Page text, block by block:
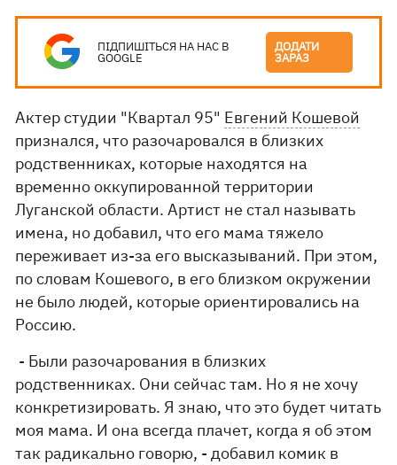
ПІДПИШІТЬСЯ НА НАС В
GOOGLE
ДОДАТИ
ЗАРАЗ
Актер студии "Квартал 95" Евгений Кошевой
признался, что разочаровался в близких
родственниках, которые находятся на
временно оккупированной территории
Луганской области. Артист не стал называть
имена, но добавил, что его мама тяжело
переживает из-за его высказываний. При этом,
по словам Кошевого, в его близком окружении
не было людей, которые ориентировались на
Россию.
- Были разочарования в близких
родственниках. Они сейчас там. Но я не хочу
конкретизировать. Я знаю, что это будет читать
моя мама. И она всегда плачет, когда я об этом
так радикально говорю, - добавил комик в